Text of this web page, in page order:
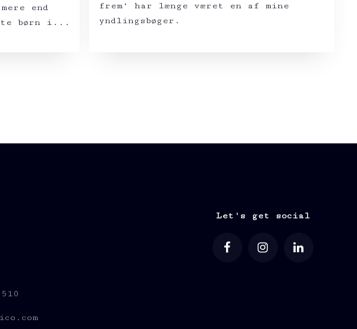
end
børn i...
frem‘ har længe været en af mine
yndlingsbøger.
Let's get social